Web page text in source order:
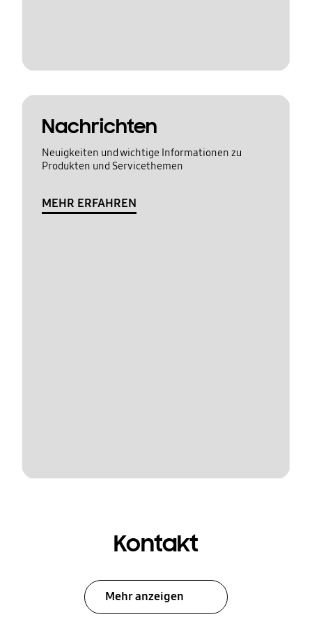
Nachrichten
Neuigkeiten und wichtige Informationen zu
Produkten und Servicethemen
MEHR ERFAHREN
Kontakt
Mehr anzeigen